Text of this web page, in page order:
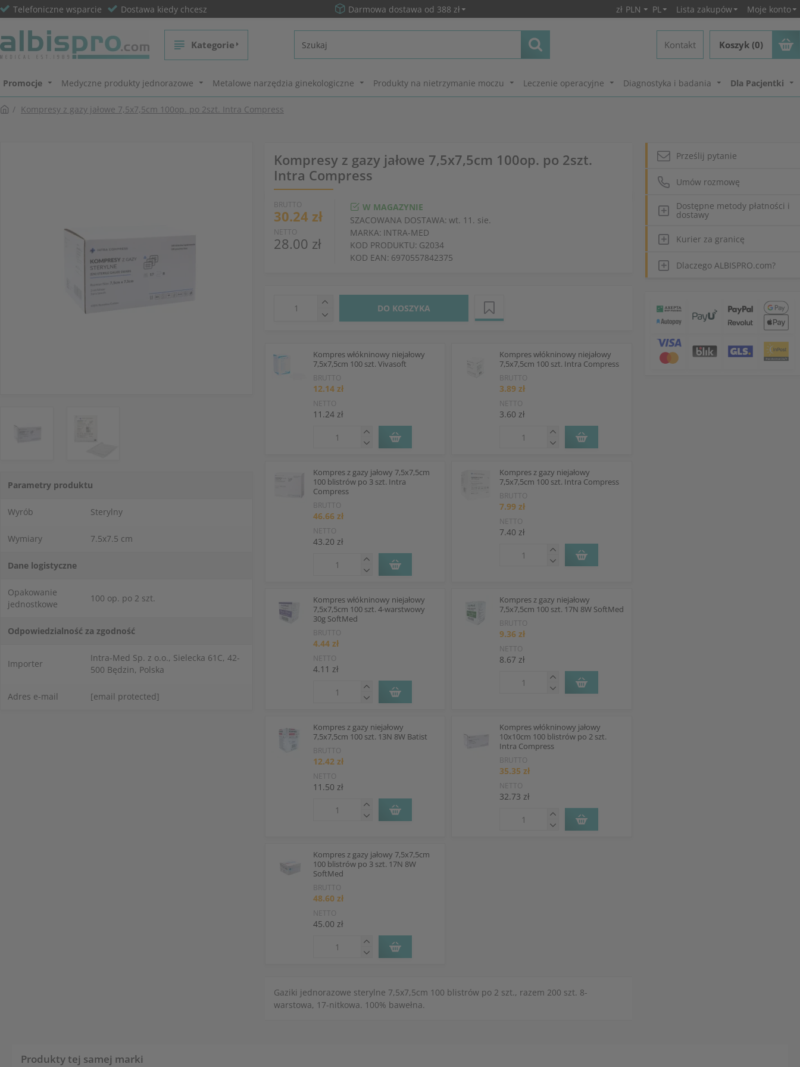
Telefoniczne wsparcie Dostawa kiedy chcesz Darmowa dostawa od 388 zł zł PLN PL Lista zakupów Moje konto
Kategorie Kontakt Koszyk (0)
Promocje Medyczne produkty jednorazowe Metalowe narzędzia ginekologiczne Produkty na nietrzymanie moczu Leczenie operacyjne Diagnostyka i badania Dla Pacjentki
Kompresy z gazy jałowe 7,5x7,5cm 100op. po 2szt. Intra Compress
Parametry produktu
Wyrób Sterylny
Wymiary 7.5x7.5 cm
Dane logistyczne
Opakowanie
jednostkowe
100 op. po 2 szt.
Odpowiedzialność za zgodność
Importer
Intra-Med Sp. z o.o., Sielecka 61C, 42-
500 Będzin, Polska
Adres e-mail [email protected]
Kompresy z gazy jałowe 7,5x7,5cm 100op. po 2szt.
Intra Compress
BRUTTO
30.24 zł
NETTO
28.00 zł
W MAGAZYNIE
SZACOWANA DOSTAWA: wt. 11. sie.
MARKA: INTRA-MED
KOD PRODUKTU: G2034
KOD EAN: 6970557842375
DO KOSZYKA
Kompres włókninowy niejałowy
7,5x7,5cm 100 szt. Vivasoft
BRUTTO
12.14 zł
NETTO
11.24 zł
Kompres włókninowy niejałowy
7,5x7,5cm 100 szt. Intra Compress
BRUTTO
3.89 zł
NETTO
3.60 zł
Kompres z gazy jałowy 7,5x7,5cm
100 blistrów po 3 szt. Intra
Compress
BRUTTO
46.66 zł
NETTO
43.20 zł
Kompres z gazy niejałowy
7,5x7,5cm 100 szt. Intra Compress
BRUTTO
7.99 zł
NETTO
7.40 zł
Kompres włókninowy niejałowy
7,5x7,5cm 100 szt. 4-warstwowy
30g SoftMed
BRUTTO
4.44 zł
NETTO
4.11 zł
Kompres z gazy niejałowy
7,5x7,5cm 100 szt. 17N 8W SoftMed
BRUTTO
9.36 zł
NETTO
8.67 zł
Kompres z gazy niejałowy
7,5x7,5cm 100 szt. 13N 8W Batist
BRUTTO
12.42 zł
NETTO
11.50 zł
Kompres włókninowy jałowy
10x10cm 100 blistrów po 2 szt.
Intra Compress
BRUTTO
35.35 zł
NETTO
32.73 zł
Kompres z gazy jałowy 7,5x7,5cm
100 blistrów po 3 szt. 17N 8W
SoftMed
BRUTTO
48.60 zł
NETTO
45.00 zł
Gaziki jednorazowe sterylne 7,5x7,5cm 100 blistrów po 2 szt., razem 200 szt. 8-
warstowa, 17-nitkowa. 100% bawełna.
Prześlij pytanie
Umów rozmowę
Dostępne metody płatności i
dostawy
Kurier za granicę
Dlaczego ALBISPRO.com?
Produkty tej samej marki